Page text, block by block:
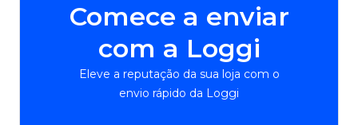
Comece a enviar
com a Loggi
Eleve a reputação da sua loja com o
envio rápido da Loggi